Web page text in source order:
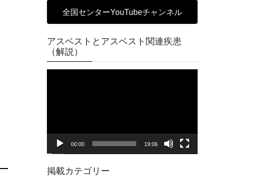
全国センターYouTubeチャンネル
アスベストとアスベスト関連疾患
（解説）
ヤ
00:00 19:06
掲載カテゴリー